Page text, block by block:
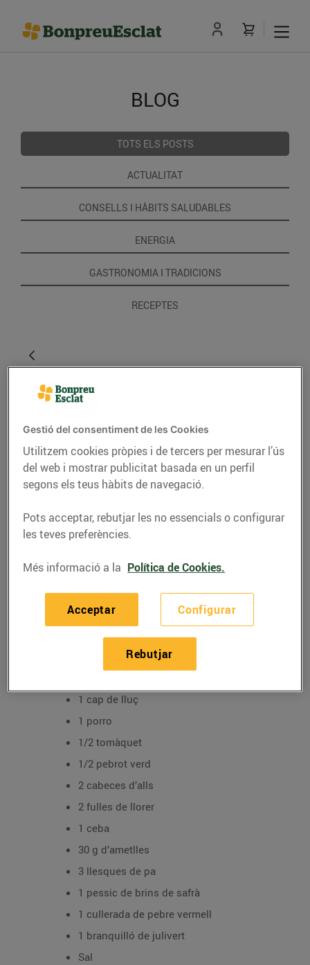
BLOG
TOTS ELS POSTS
ACTUALITAT
CONSELLS I HÀBITS SALUDABLES
ENERGIA
GASTRONOMIA I TRADICIONS
RECEPTES
RECEPTES
Lluç amb salsa
d’ametlles
1 cap de lluç
1 porro
1/2 tomàquet
1/2 pebrot verd
2 cabeces d’alls
2 fulles de llorer
1 ceba
30 g d’ametlles
3 llesques de pa
1 pessic de brins de safrà
1 cullerada de pebre vermell
1 branquilló de julivert
Sal
Gestió del consentiment de les Cookies
Utilitzem cookies pròpies i de tercers per mesurar l’ús
del web i mostrar publicitat basada en un perfil
segons els teus hàbits de navegació.
Pots acceptar, rebutjar les no essencials o configurar
les teves preferències.
Més informació a la Política de Cookies.
Configurar
Rebutjar
Acceptar